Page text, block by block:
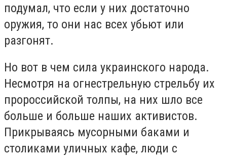
подумал, что если у них достаточно
оружия, то они нас всех убьют или
разгонят.
Но вот в чем сила украинского народа.
Несмотря на огнестрельную стрельбу их
пророссийской толпы, на них шло все
больше и больше наших активистов.
Прикрываясь мусорными баками и
столиками уличных кафе, люди с